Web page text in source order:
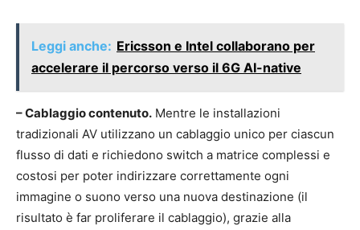
Leggi anche: Ericsson e Intel collaborano per
accelerare il percorso verso il 6G AI-native
– Cablaggio contenuto. Mentre le installazioni
tradizionali AV utilizzano un cablaggio unico per ciascun
flusso di dati e richiedono switch a matrice complessi e
costosi per poter indirizzare correttamente ogni
immagine o suono verso una nuova destinazione (il
risultato è far proliferare il cablaggio), grazie alla